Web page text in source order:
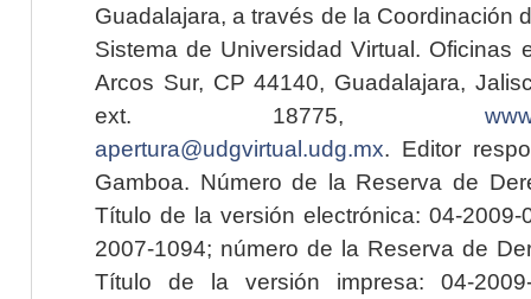
Guadalajara, a través de la Coordinación
Sistema de Universidad Virtual. Oficinas
Arcos Sur, CP 44140, Guadalajara,
ext. 18775,
apertura@udgvirtual.udg.mx. Editor
Gamboa. Número de la Reserva de
Título de la versión electrónica: 04-2009-
2007-1094; número de la Reserva de
Título de la versión impresa: 04-2009-